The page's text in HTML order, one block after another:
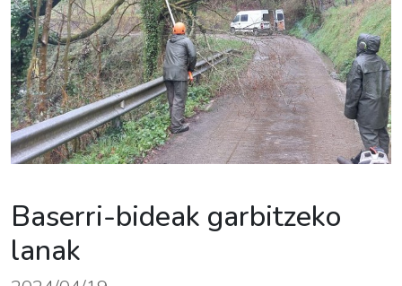
Baserri-bideak garbitzeko
lanak